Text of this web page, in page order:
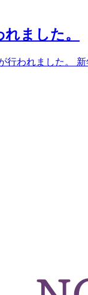
ました。
行われました。